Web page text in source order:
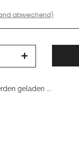
abweichend)
geladen ...